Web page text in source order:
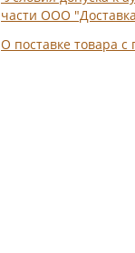
части ООО
О поставке товара